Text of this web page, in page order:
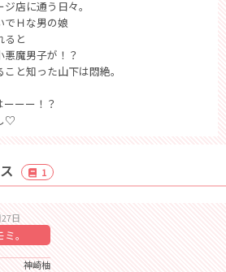
店に通う日々。
でＨな男の娘
ると
魔男子が！？
と知った山下は悶絶。
ーー！？
♡
1
日
。
神崎柚